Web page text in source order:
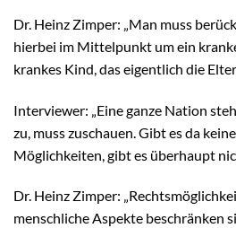
Dr. Heinz Zimper: „Man muss
hierbei im Mittelpunkt um ein
krankes Kind, das eigentlich die
Interviewer: „Eine ganze Nation
zu, muss zuschauen. Gibt es da
Möglichkeiten, gibt es überhaupt
Dr. Heinz Zimper:
menschliche Aspekte beschränken